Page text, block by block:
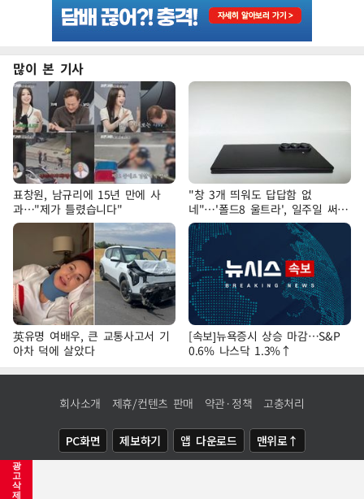
광
고
삭
제
많이 본 기사
표창원, 남규리에 15년 만에 사
과…"제가 틀렸습니다"
"창 3개 띄워도 답답함 없
네"…'폴드8 울트라', 일주일 써보
니
英유명 여배우, 큰 교통사고서 기
아차 덕에 살았다
[속보]뉴욕증시 상승 마감…S&P
0.6% 나스닥 1.3%↑
회사소개 제휴/컨텐츠 판매 약관·정책 고충처리
PC화면 제보하기 앱 다운로드 맨위로↑